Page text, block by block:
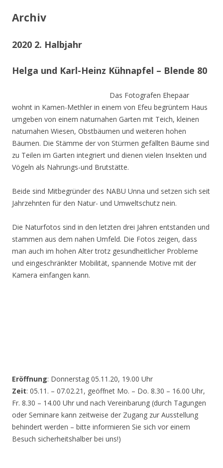
Archiv
2020 2. Halbjahr
Helga und Karl-Heinz Kühnapfel – Blende 80
Das Fotografen Ehepaar
wohnt in Kamen-Methler in einem von Efeu begrüntem Haus
umgeben von einem naturnahen Garten mit Teich, kleinen
naturnahen Wiesen, Obstbäumen und weiteren hohen
Bäumen. Die Stämme der von Stürmen gefällten Bäume sind
zu Teilen im Garten integriert und dienen vielen Insekten und
Vögeln als Nahrungs-und Brutstätte.
Beide sind Mitbegründer des NABU Unna und setzen sich seit
Jahrzehnten für den Natur- und Umweltschutz nein.
Die Naturfotos sind in den letzten drei Jahren entstanden und
stammen aus dem nahen Umfeld. Die Fotos zeigen, dass
man auch im hohen Alter trotz gesundheitlicher Probleme
und eingeschränkter Mobilität, spannende Motive mit der
Kamera einfangen kann.
Eröffnung: Donnerstag 05.11.20, 19.00 Uhr
Zeit: 05.11. – 07.02.21, geöffnet Mo. – Do. 8.30 – 16.00 Uhr,
Fr. 8.30 – 14.00 Uhr und nach Vereinbarung (durch Tagungen
oder Seminare kann zeitweise der Zugang zur Ausstellung
behindert werden – bitte informieren Sie sich vor einem
Besuch sicherheitshalber bei uns!)